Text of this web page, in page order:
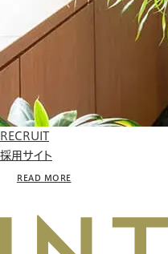
RECRUIT
採用サイト
READ MORE